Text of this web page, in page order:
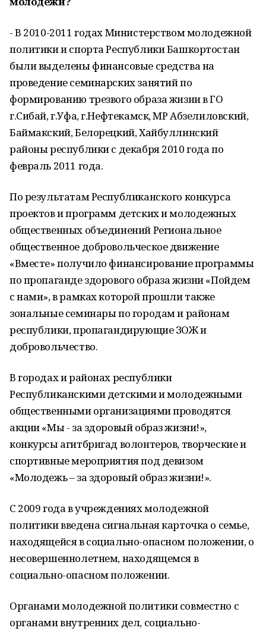
- В 2010-2011 годах Министерством молодежной
политики и спорта Республики Башкортостан
были выделены финансовые средства на
проведение семинарских занятий по
формированию трезвого образа жизни в ГО
г.Сибай, г.Уфа, г.Нефтекамск, МР Абзелиловский,
Баймакский, Белорецкий, Хайбуллинский
районы республики с декабря 2010 года по
февраль 2011 года.
По результатам Республиканского конкурса
проектов и программ детских и молодежных
общественных объединений Региональное
общественное добровольческое движение
«Вместе» получило финансирование программы
по пропаганде здорового образа жизни «Пойдем
с нами», в рамках которой прошли также
зональные семинары по городам и районам
республики, пропагандирующие ЗОЖ и
добровольчество.
В городах и районах республики
Республиканскими детскими и молодежными
общественными организациями проводятся
акции «Мы - за здоровый образ жизни!»,
конкурсы агитбригад волонтеров, творческие и
спортивные мероприятия под девизом
«Молодежь – за здоровый образ жизни!».
С 2009 года в учреждениях молодежной
политики введена сигнальная карточка о семье,
находящейся в социально-опасном положении, о
несовершеннолетнем, находящемся в
социально-опасном положении.
Органами молодежной политики совместно с
органами внутренних дел, социально-